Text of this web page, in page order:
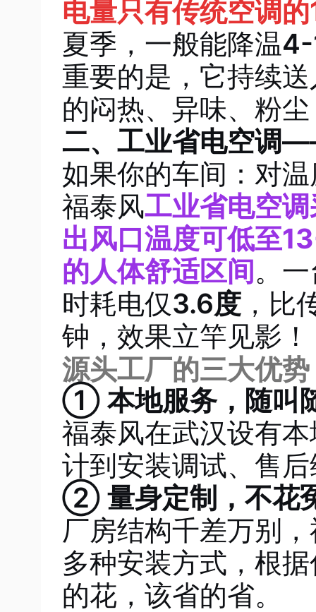
电量只有传统空调的
夏季，一般能降温
重要的是，它持续
的闷热、异味、粉
二、工业省电空调
如果你的车间：对
福泰风工业省电空
出风口温度可低至
的人体舒适区间。
时耗电仅3.6度 ，比
钟，效果立竿见影！
源头工厂的三大优势
① 本地服务，随叫
福泰风在武汉设有
计到安装调试、售
② 量身定制，不花
厂房结构千差万别
多种安装方式，根
的花，该省的省。